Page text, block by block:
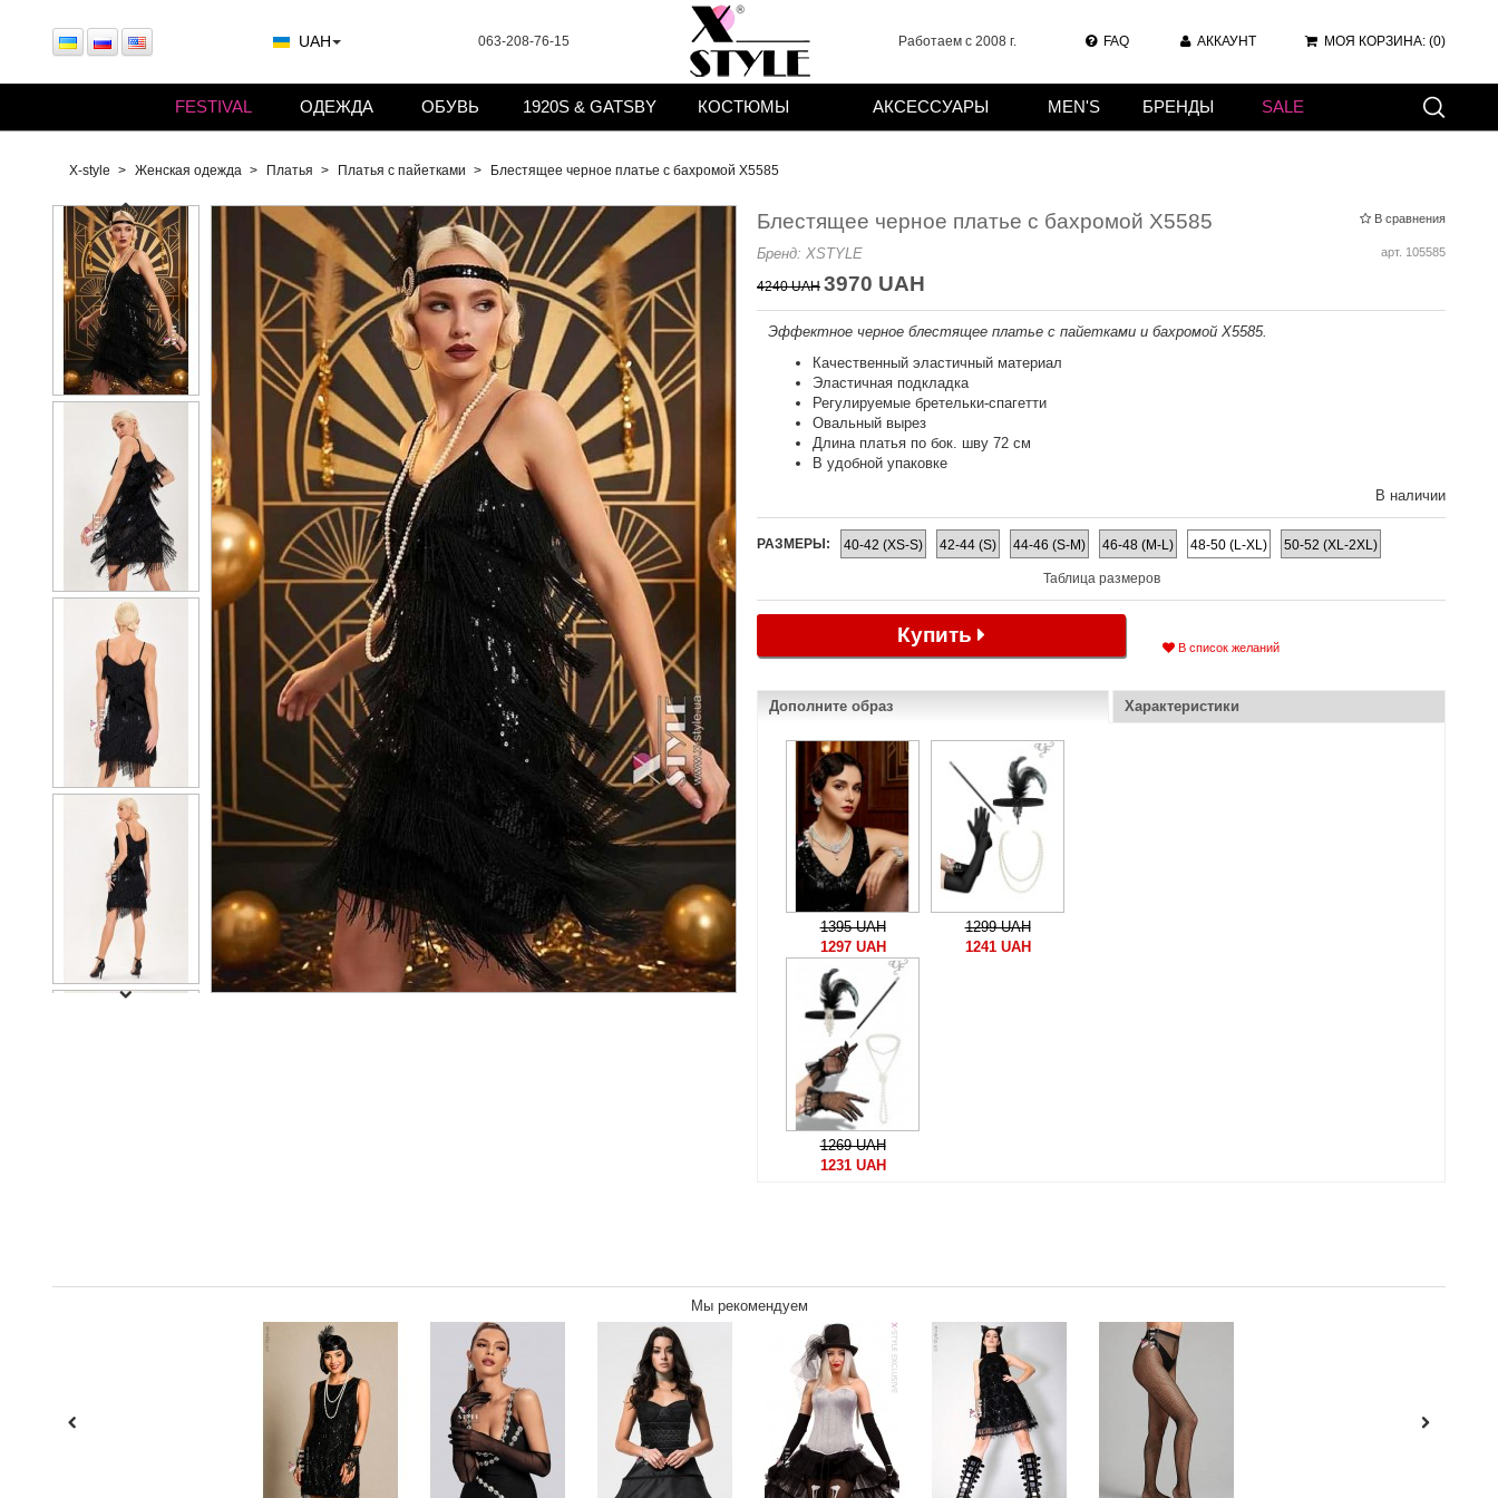
UAH 063-208-76-15 Работаем с 2008 г. FAQ АККАУНТ МОЯ КОРЗИНА: (0)
X-style Женская одежда Платья Платья с пайетками Блестящее черное платье с бахромой X5585
В сравнения
Блестящее черное платье с бахромой X5585
арт. 105585
Бренд: XSTYLE
4240 UAH 3970 UAH
Эффектное черное блестящее платье с пайетками и бахромой X5585.
Качественный эластичный материал
Эластичная подкладка
Регулируемые бретельки-спагетти
Овальный вырез
Длина платья по бок. шву 72 см
В удобной упаковке
В наличии
РАЗМЕРЫ: 40-42 (XS-S) 42-44 (S) 44-46 (S-M) 46-48 (M-L) 48-50 (L-XL) 50-52 (XL-2XL)
Таблица размеров
Купить
В список желаний
Дополните образ Характеристики
1395 UAH
1297 UAH
1299 UAH
1241 UAH
1269 UAH
1231 UAH
Мы рекомендуем
FESTIVAL ОДЕЖДА ОБУВЬ 1920S & GATSBY КОСТЮМЫ АКСЕССУАРЫ MEN'S БРЕНДЫ SALE